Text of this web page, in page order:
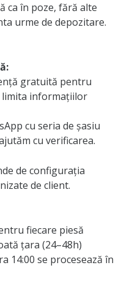
ca în poze, fără alte
urme de depozitare.
gratuită pentru
limita informațiilor
cu seria de șasiu
cu verificarea.
de configurația
de client.
fiecare piesă
țara (24–48h)
14:00 se procesează în